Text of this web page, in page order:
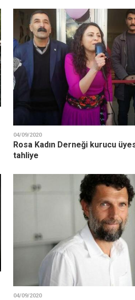
04/09/2020
Rosa Kadın Derneği kurucu
tahliye
04/09/2020